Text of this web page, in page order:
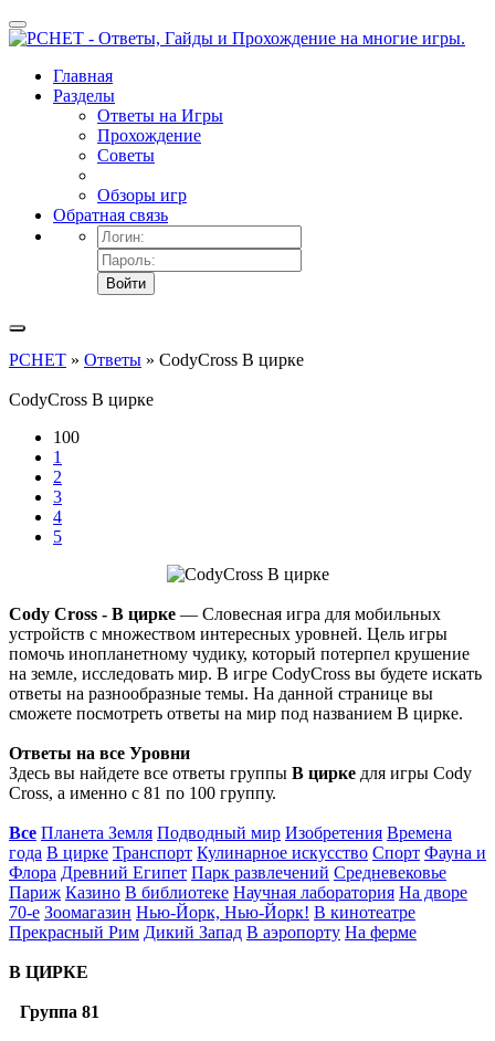
Главная
Разделы
Ответы на Игры
Прохождение
Советы
Обзоры игр
Обратная связь
Войти
PCHET » Ответы » CodyCross В цирке
CodyCross В цирке
100
1
2
3
4
5
Cody Cross - В цирке — Словесная игра для мобильных
устройств с множеством интересных уровней. Цель игры
помочь инопланетному чудику, который потерпел крушение
на земле, исследовать мир. В игре CodyCross вы будете искать
ответы на разнообразные темы. На данной странице вы
сможете посмотреть ответы на мир под названием В цирке.
Ответы на все Уровни
Здесь вы найдете все ответы группы В цирке для игры Cody
Cross, а именно с 81 по 100 группу.
Все Планета Земля Подводный мир Изобретения Времена
года В цирке Транспорт Кулинарное искусство Спорт Фауна и
Флора Древний Египет Парк развлечений Средневековье
Париж Казино В библиотеке Научная лаборатория На дворе
70-е Зоомагазин Нью-Йорк, Нью-Йорк! В кинотеатре
Прекрасный Рим Дикий Запад В аэропорту На ферме
В ЦИРКЕ
Группа 81